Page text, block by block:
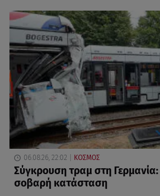
06.08.26, 22:02 ΚΟΣΜΟΣ
Σύγκρουση τραμ στη Γερμανία:
σοβαρή κατάσταση